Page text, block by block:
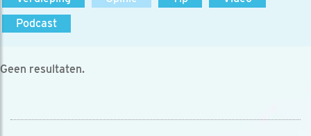
Podcast
Geen resultaten.